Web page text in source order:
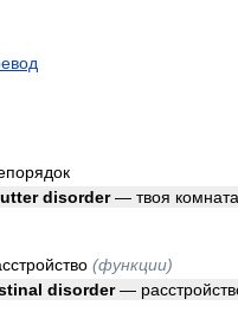
disorder— твоя
(функции)
disorder—